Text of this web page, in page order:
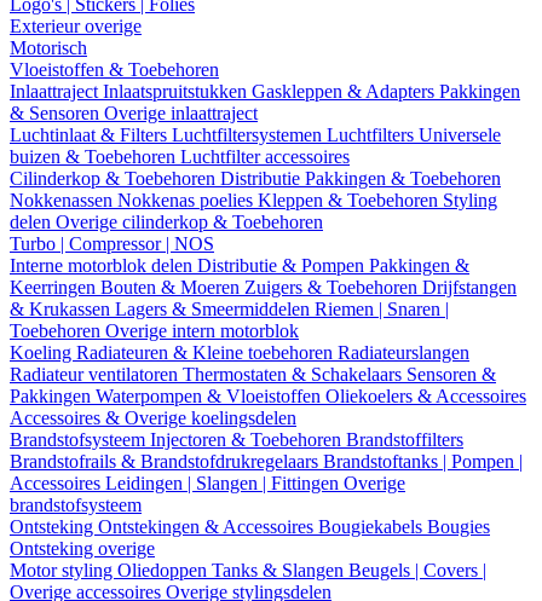
Logo's | Stickers | Folies
Exterieur overige
Motorisch
Vloeistoffen & Toebehoren
Inlaattraject Inlaatspruitstukken Gaskleppen & Adapters Pakkingen
& Sensoren Overige inlaattraject
Luchtinlaat & Filters Luchtfiltersystemen Luchtfilters Universele
buizen & Toebehoren Luchtfilter accessoires
Cilinderkop & Toebehoren Distributie Pakkingen & Toebehoren
Nokkenassen Nokkenas poelies Kleppen & Toebehoren Styling
delen Overige cilinderkop & Toebehoren
Turbo | Compressor | NOS
Interne motorblok delen Distributie & Pompen Pakkingen &
Keerringen Bouten & Moeren Zuigers & Toebehoren Drijfstangen
& Krukassen Lagers & Smeermiddelen Riemen | Snaren |
Toebehoren Overige intern motorblok
Koeling Radiateuren & Kleine toebehoren Radiateurslangen
Radiateur ventilatoren Thermostaten & Schakelaars Sensoren &
Pakkingen Waterpompen & Vloeistoffen Oliekoelers & Accessoires
Accessoires & Overige koelingsdelen
Brandstofsysteem Injectoren & Toebehoren Brandstoffilters
Brandstofrails & Brandstofdrukregelaars Brandstoftanks | Pompen |
Accessoires Leidingen | Slangen | Fittingen Overige
brandstofsysteem
Ontsteking Ontstekingen & Accessoires Bougiekabels Bougies
Ontsteking overige
Motor styling Oliedoppen Tanks & Slangen Beugels | Covers |
Overige accessoires Overige stylingsdelen